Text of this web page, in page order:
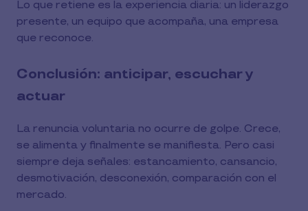
Lo que retiene es la experiencia diaria: un liderazgo
presente, un equipo que acompaña, una empresa
que reconoce.
Conclusión: anticipar, escuchar y
actuar
La renuncia voluntaria no ocurre de golpe. Crece,
se alimenta y finalmente se manifiesta. Pero casi
siempre deja señales: estancamiento, cansancio,
desmotivación, desconexión, comparación con el
mercado.